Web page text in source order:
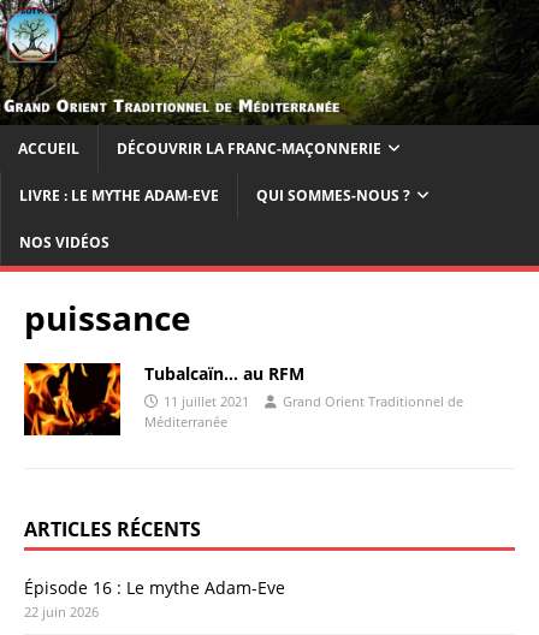
ACCUEIL DÉCOUVRIR LA FRANC-MAÇONNERIE
LIVRE : LE MYTHE ADAM-EVE QUI SOMMES-NOUS ?
NOS VIDÉOS
puissance
Tubalcaïn… au RFM
11 juillet 2021
Grand Orient Traditionnel de
Méditerranée
ARTICLES RÉCENTS
Épisode 16 : Le mythe Adam-Eve
22 juin 2026